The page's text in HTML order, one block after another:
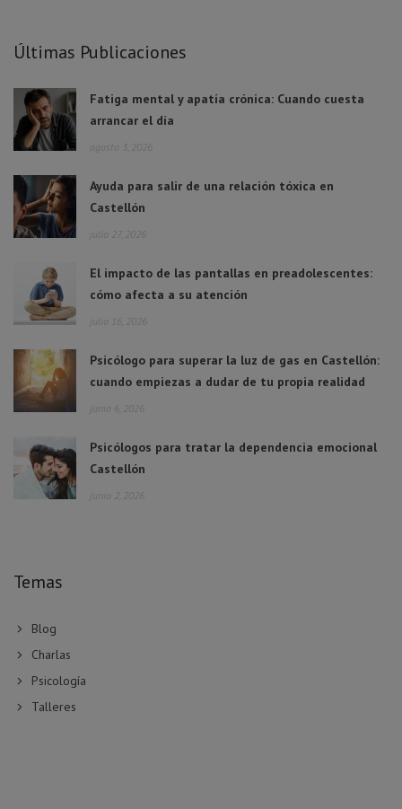
Últimas Publicaciones
Fatiga mental y apatía crónica: Cuando cuesta
arrancar el día
agosto 3, 2026
Ayuda para salir de una relación tóxica en
Castellón
julio 27, 2026
El impacto de las pantallas en preadolescentes:
cómo afecta a su atención
julio 16, 2026
Psicólogo para superar la luz de gas en Castellón:
cuando empiezas a dudar de tu propia realidad
junio 6, 2026
Psicólogos para tratar la dependencia emocional
Castellón
junio 2, 2026
Temas
Blog
Charlas
Psicología
Talleres